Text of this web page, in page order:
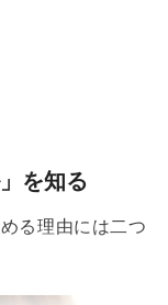
を知る
る理由には二つ